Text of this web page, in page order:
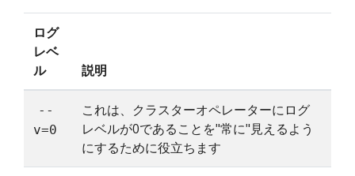
ログ
レベ
ル
説明
--
v=0
これは、クラスターオペレーターにログ
レベルが0であることを"常に"見えるよう
にするために役立ちます